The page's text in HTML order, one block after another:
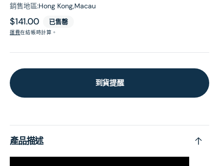
銷售地區:Hong Kong,Macau
原
價
$141.00 已售罄
運費在結帳時計算。
到貨提醒
產品描述